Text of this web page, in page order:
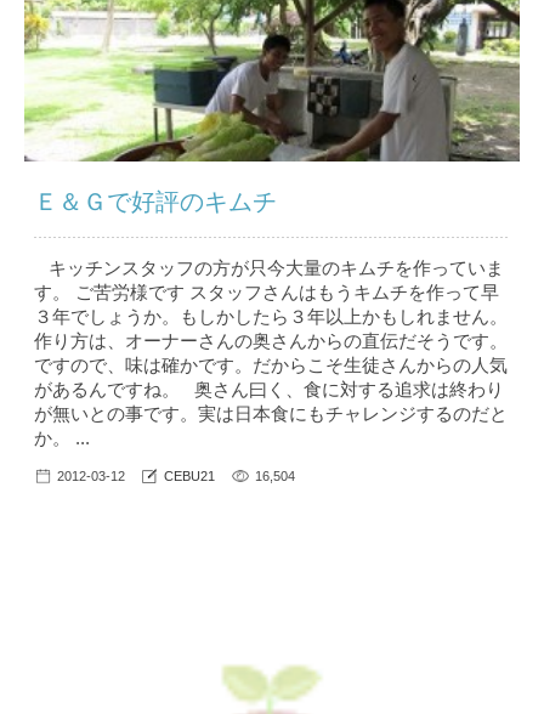
Ｅ＆Ｇで好評のキムチ
キッチンスタッフの方が只今大量のキムチを作っていま
す。 ご苦労様です スタッフさんはもうキムチを作って早
３年でしょうか。もしかしたら３年以上かもしれません。
作り方は、オーナーさんの奥さんからの直伝だそうです。
ですので、味は確かです。だからこそ生徒さんからの人気
があるんですね。 奥さん曰く、食に対する追求は終わり
が無いとの事です。実は日本食にもチャレンジするのだと
か。 ...
2012-03-12 CEBU21 16,504